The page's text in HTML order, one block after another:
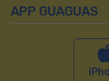
APP GUAGUAS